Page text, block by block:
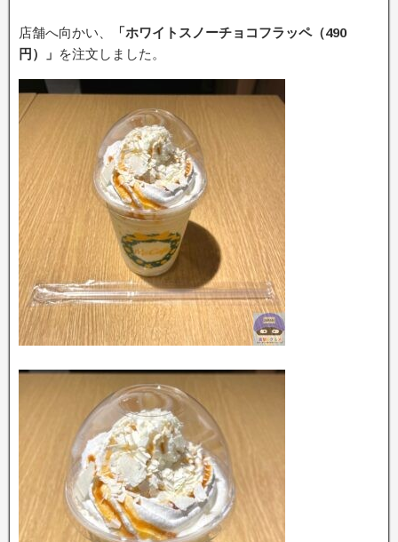
店舗へ向かい、
「ホワイトスノーチョコフラッペ（490
円）」 を注文しました。